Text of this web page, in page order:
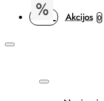
Akcijos 0